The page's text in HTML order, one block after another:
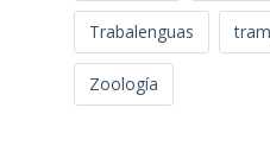
Trabalenguas
Zoología